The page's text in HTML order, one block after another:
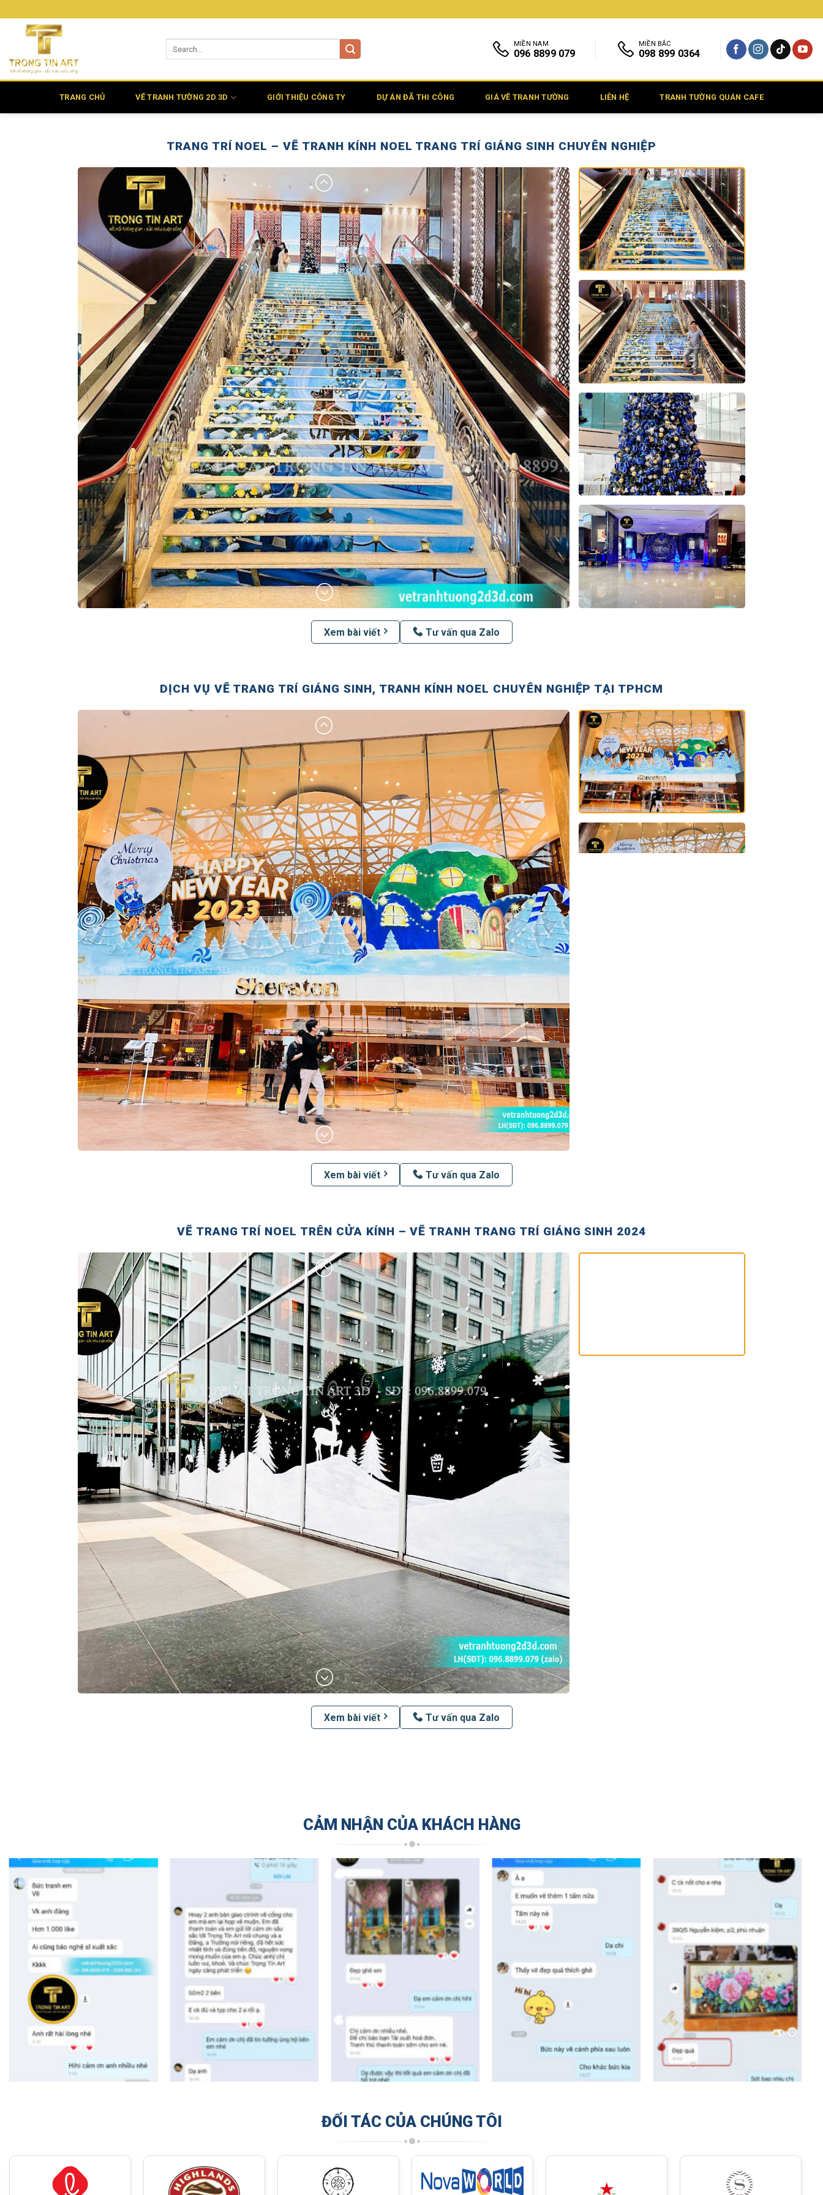
qua
MIỀN NAM
096 8899 079
MIỀN BẮC
098 899 0364
TRANG CHỦ VẼ TRANH TƯỜNG 2D 3D GIỚI THIỆU CÔNG TY DỰ ÁN ĐÃ THI CÔNG GIÁ VẼ TRANH TƯỜNG LIÊN HỆ TRANH TƯỜNG QUÁN CAFE
TRANG TRÍ NOEL – VẼ TRANH KÍNH NOEL TRANG TRÍ GIÁNG SINH CHUYÊN NGHIỆP
Xem bài viết Tư vấn qua Zalo
DỊCH VỤ VẼ TRANG TRÍ GIÁNG SINH, TRANH KÍNH NOEL CHUYÊN NGHIỆP TẠI TPHCM
Xem bài viết Tư vấn qua Zalo
VẼ TRANG TRÍ NOEL TRÊN CỬA KÍNH – VẼ TRANH TRANG TRÍ GIÁNG SINH 2024
Xem bài viết Tư vấn qua Zalo
CẢM NHẬN CỦA KHÁCH HÀNG
ĐỐI TÁC CỦA CHÚNG TÔI